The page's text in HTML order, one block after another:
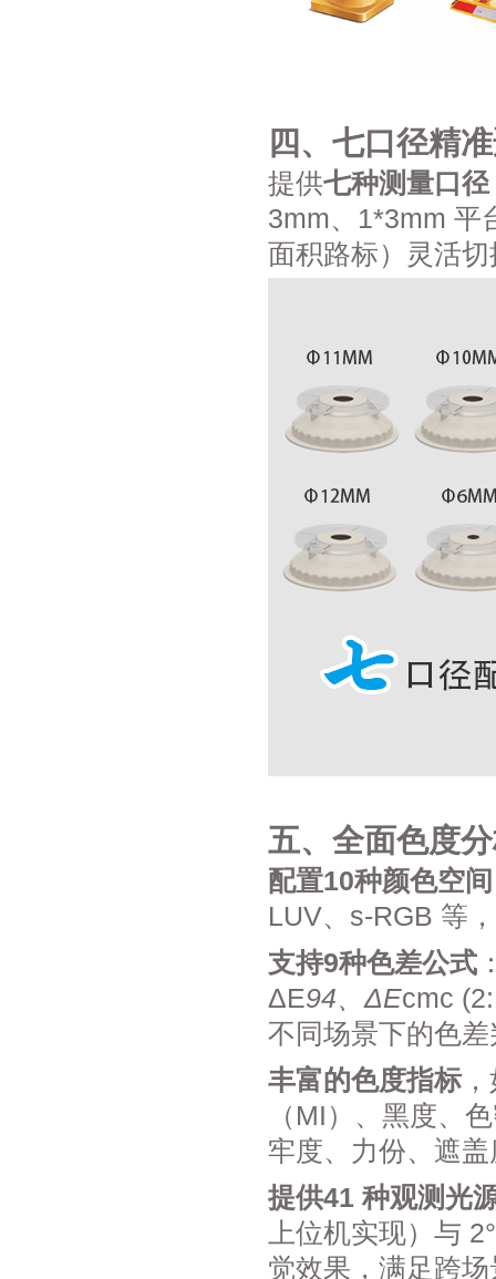
四、七口径精
提供七种测量口径
3mm、1*3mm 平
面积路标）灵活
五、全面色度
配置10种颜色空
LUV、s-RGB 等
支持9种色差公式
ΔE94、ΔEcmc
不同场景下的色
丰富的色度指标，
（MI）、黑度、
牢度、力份、遮
提供41 种观测光
上位机实现）与
觉效果，满足跨